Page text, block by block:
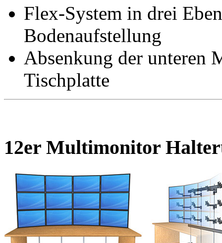
Flex-System in drei
Bodenaufstellung
Absenkung der unteren
Tischplatte
12er Multimonitor